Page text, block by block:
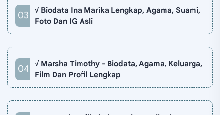
√ Biodata Ina Marika Lengkap, Agama, Suami,
Foto Dan IG Asli
√ Marsha Timothy - Biodata, Agama, Keluarga,
Film Dan Profil Lengkap